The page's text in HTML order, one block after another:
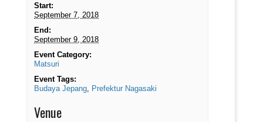
Start:
September 7, 2018
End:
September 9, 2018
Event Category:
Matsuri
Event Tags:
Budaya Jepang
Prefektur Nagasaki
Venue